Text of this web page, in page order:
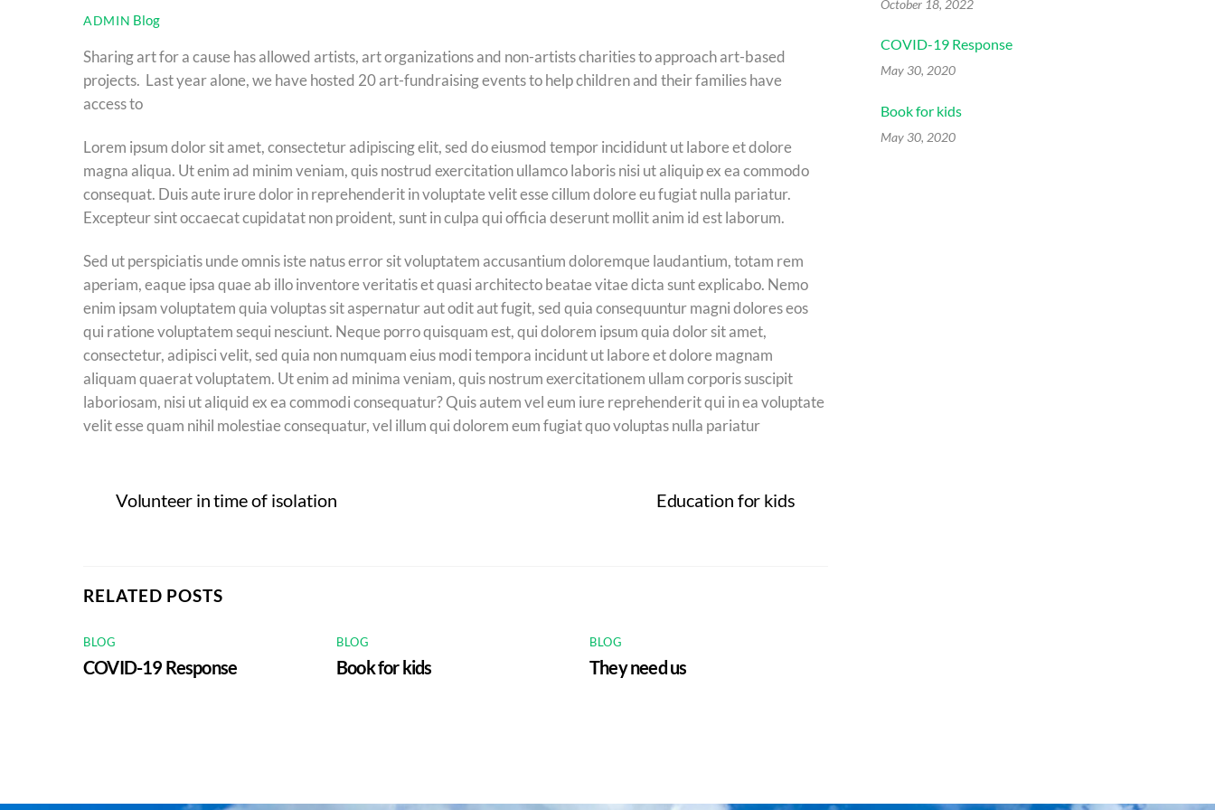
ADMIN Blog
Sharing art for a cause has allowed artists, art organizations and non-artists charities to approach art-based
projects. Last year alone, we have hosted 20 art-fundraising events to help children and their families have
access to
Lorem ipsum dolor sit amet, consectetur adipiscing elit, sed do eiusmod tempor incididunt ut labore et dolore
magna aliqua. Ut enim ad minim veniam, quis nostrud exercitation ullamco laboris nisi ut aliquip ex ea commodo
consequat. Duis aute irure dolor in reprehenderit in voluptate velit esse cillum dolore eu fugiat nulla pariatur.
Excepteur sint occaecat cupidatat non proident, sunt in culpa qui officia deserunt mollit anim id est laborum.
Sed ut perspiciatis unde omnis iste natus error sit voluptatem accusantium doloremque laudantium, totam rem
aperiam, eaque ipsa quae ab illo inventore veritatis et quasi architecto beatae vitae dicta sunt explicabo. Nemo
enim ipsam voluptatem quia voluptas sit aspernatur aut odit aut fugit, sed quia consequuntur magni dolores eos
qui ratione voluptatem sequi nesciunt. Neque porro quisquam est, qui dolorem ipsum quia dolor sit amet,
consectetur, adipisci velit, sed quia non numquam eius modi tempora incidunt ut labore et dolore magnam
aliquam quaerat voluptatem. Ut enim ad minima veniam, quis nostrum exercitationem ullam corporis suscipit
laboriosam, nisi ut aliquid ex ea commodi consequatur? Quis autem vel eum iure reprehenderit qui in ea voluptate
velit esse quam nihil molestiae consequatur, vel illum qui dolorem eum fugiat quo voluptas nulla pariatur
Volunteer in time of isolation Education for kids
RELATED POSTS
BLOG
COVID-19 Response
BLOG
Book for kids
BLOG
They need us
October 18, 2022
COVID-19 Response
May 30, 2020
Book for kids
May 30, 2020